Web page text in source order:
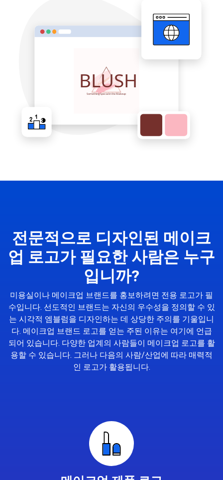
전문적으로 디자인된 메이크
업 로고가 필요한 사람은 누구
입니까?
미용실이나 메이크업 브랜드를 홍보하려면 전용 로고가 필
수입니다. 선도적인 브랜드는 자신의 우수성을 정의할 수 있
는 시각적 엠블럼을 디자인하는 데 상당한 주의를 기울입니
다. 메이크업 브랜드 로고를 얻는 주된 이유는 여기에 언급
되어 있습니다. 다양한 업계의 사람들이 메이크업 로고를 활
용할 수 있습니다. 그러나 다음의 사람/산업에 따라 매력적
인 로고가 활용됩니다.